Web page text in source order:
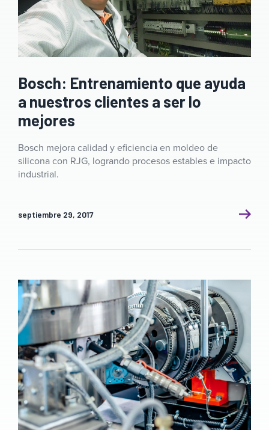
Bosch: Entrenamiento que ayuda
a nuestros clientes a ser lo
mejores
Bosch mejora calidad y eficiencia en moldeo de
silicona con RJG, logrando procesos estables e impacto
industrial.
septiembre 29, 2017